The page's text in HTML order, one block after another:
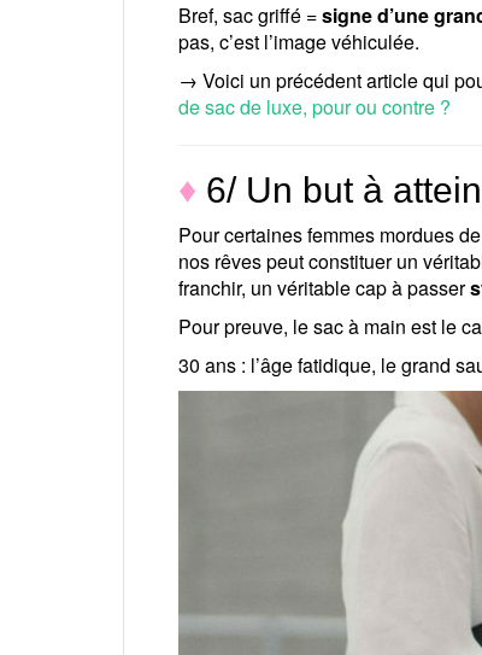
Bref, sac griffé =signe d’une
pas, c’est l’image véhiculée.
→ Voici un précédent article qui
de sac de luxe, pour ou contre ?
♦ 6/ Un but à
Pour certaines femmes mordues
nos rêves peut constituer un
franchir, un véritable cap à passer
Pour preuve, le sac à main est le
30 ans : l’âge fatidique, le grand